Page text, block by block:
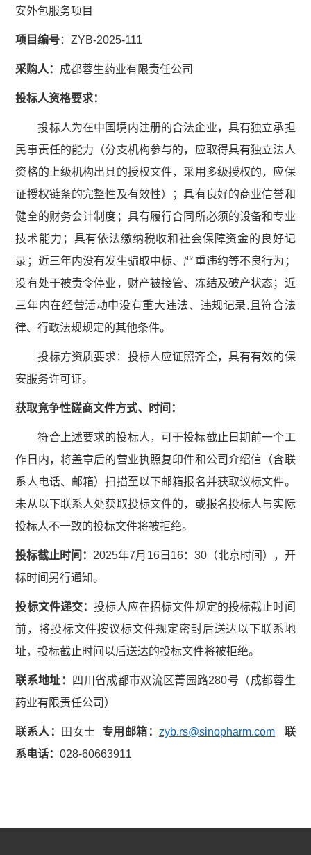
安外包服务项目
项目编号：ZYB-2025-111
采购人： 成都蓉生药业有限责任公司
投标人资格要求：
投标人为在中国境内注册的合法企业，具有独立承担
民事责任的能力（分支机构参与的，应取得具有独立法人
资格的上级机构出具的授权文件，采用多级授权的，应保
证授权链条的完整性及有效性）；具有良好的商业信誉和
健全的财务会计制度；具有履行合同所必须的设备和专业
技术能力；具有依法缴纳税收和社会保障资金的良好记
录；近三年内没有发生骗取中标、严重违约等不良行为；
没有处于被责令停业，财产被接管、冻结及破产状态；近
三年内在经营活动中没有重大违法、违规记录,且符合法
律、行政法规规定的其他条件。
投标方资质要求：投标人应证照齐全，具有有效的保
安服务许可证。
获取竞争性磋商文件方式、时间：
符合上述要求的投标人，可于投标截止日期前一个工
作日内，将盖章后的营业执照复印件和公司介绍信（含联
系人电话、邮箱）扫描至以下邮箱报名并获取议标文件。
未从以下联系人处获取投标文件的，或报名投标人与实际
投标人不一致的投标文件将被拒绝。
投标截止时间： 2025年7月16日16：30（北京时间），开
标时间另行通知。
投标文件递交：投标人应在招标文件规定的投标截止时间
前，将投标文件按议标文件规定密封后送达以下联系地
址，投标截止时间以后送达的投标文件将被拒绝。
联系地址：
四川省成都市双流区菁园路280号（成都蓉生
药业有限责任公司）
联系人： 田女士 专用 邮箱 ：zyb.rs@sinopharm.com
联
系电话：028-60663911